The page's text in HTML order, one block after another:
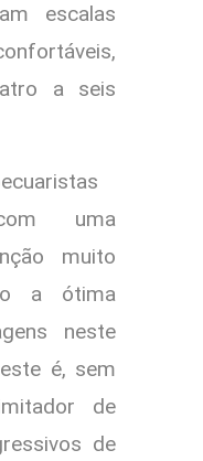
escalas
a seis
uma
muito
a ótima
neste
é, sem
de
de